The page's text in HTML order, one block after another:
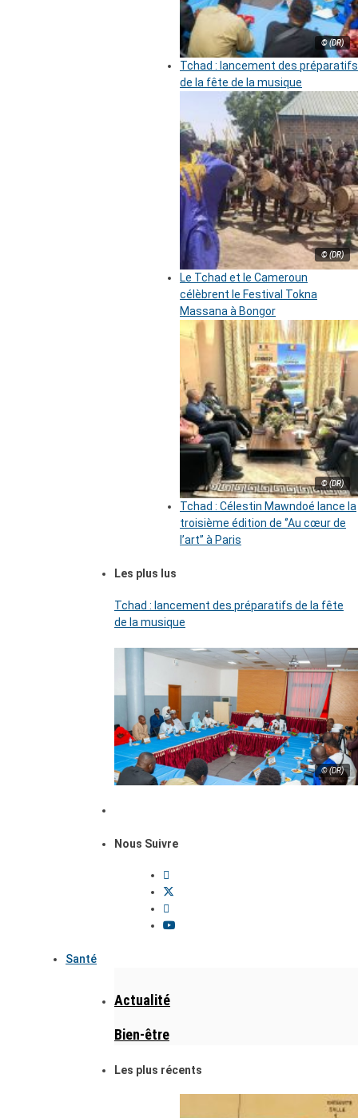
© (DR)
Tchad : lancement des préparatifs
de la fête de la musique
© (DR)
Le Tchad et le Cameroun
célèbrent le Festival Tokna
Massana à Bongor
© (DR)
Tchad : Célestin Mawndoé lance la
troisième édition de ‘’Au cœur de
l’art’’ à Paris
Les plus lus
Tchad : lancement des préparatifs de la fête
de la musique
© (DR)
Nous Suivre
Santé
Actualité
Bien-être
Les plus récents